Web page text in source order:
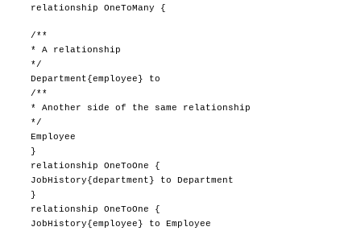
relationship OneToMany {
/**
* A relationship
*/
Department{employee} to
/**
* Another side of the same relationship
*/
Employee
}
relationship OneToOne {
JobHistory{department} to Department
}
relationship OneToOne {
JobHistory{employee} to Employee